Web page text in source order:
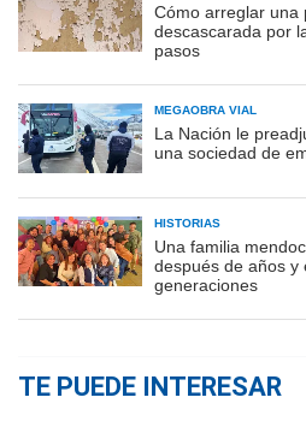
Cómo arreglar una
descascarada por
pasos
MEGAOBRA VIAL
La Nación le
una sociedad de
HISTORIAS
Una familia
después de años y
generaciones
TE PUEDE INTERESAR